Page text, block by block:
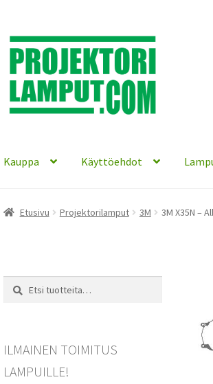
Siirry
navigointiin
Siirry
sisältöön
Kauppa Käyttöehdot
Etusivu Projektorilamput 3M 3M X35N –
Etsi:
Haku
ILMAINEN TOIMITUS
LAMPUILLE!